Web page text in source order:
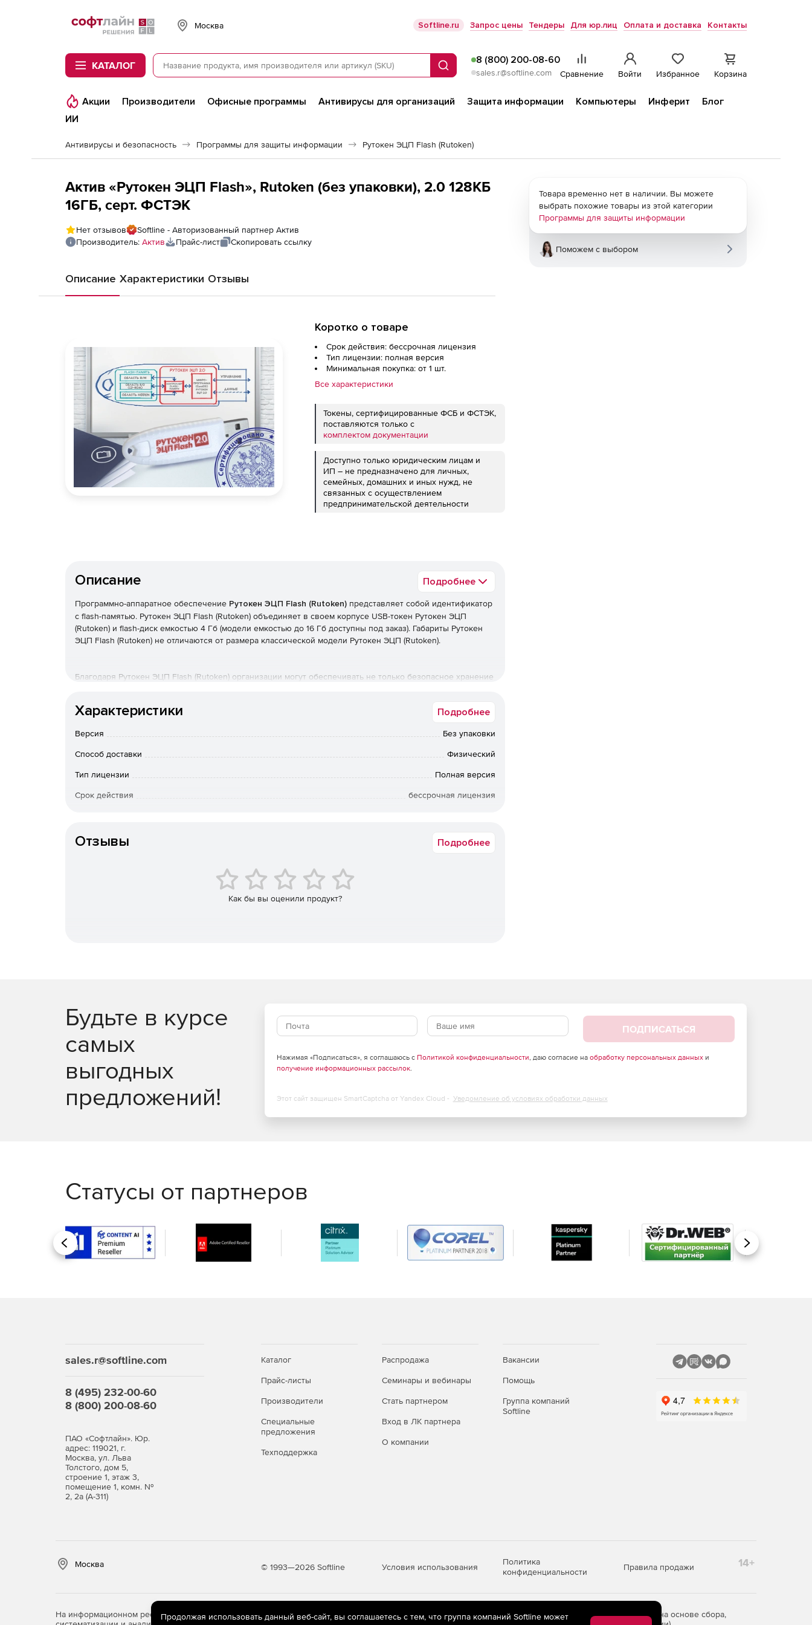
Softline
Москва Softline.ru Запрос цены Тендеры Для юр.лиц Оплата и доставка Контакты
КАТАЛОГ Поиск
8 (800) 200-08-60
sales.r@softline.com Сравнение Войти Избранное Корзина
Акции Производители Офисные программы Антивирусы для организаций Защита информации Компьютеры Инферит
Блог
ИИ
Антивирусы и безопасность Программы для защиты информации Рутокен ЭЦП Flash (Rutoken)
Актив «Рутокен ЭЦП Flash», Rutoken (без упаковки), 2.0 128КБ
16ГБ, серт. ФСТЭК
Нет отзывов
Softline - Авторизованный партнер Актив
Производитель: Актив Прайс-лист Скопировать ссылку
Описание Характеристики Отзывы
Коротко о товаре
Срок действия: бессрочная лицензия
Тип лицензии: полная версия
Минимальная покупка: от 1 шт.
Все характеристики
Токены, сертифицированные ФСБ и ФСТЭК,
поставляются только с
комплектом документации
Доступно только юридическим лицам и
ИП – не предназначено для личных,
семейных, домашних и иных нужд, не
связанных с осуществлением
предпринимательской деятельности
Описание Подробнее
Программно-аппаратное обеспечение Рутокен ЭЦП Flash (Rutoken) представляет собой идентификатор
с flash-памятью. Рутокен ЭЦП Flash (Rutoken) объединяет в своем корпусе USB-токен Рутокен ЭЦП
(Rutoken) и flash-диск емкостью 4 Гб (модели емкостью до 16 Гб доступны под заказ). Габариты Рутокен
ЭЦП Flash (Rutoken) не отличаются от размера классической модели Рутокен ЭЦП (Rutoken).
Благодаря Рутокен ЭЦП Flash (Rutoken) организации могут обеспечивать не только безопасное хранение
автоматического запуска приложений при подключении, загрузки «чистой» операционной системы (ОС
Характеристики Подробнее
Версия Без упаковки
Способ доставки Физический
Тип лицензии Полная версия
Срок действия бессрочная лицензия
Отзывы Подробнее
Как бы вы оценили продукт?
Товара временно нет в наличии. Вы можете
выбрать похожие товары из этой категории
Программы для защиты информации
Поможем с выбором
Будьте в курсе
самых
выгодных
предложений!
ПОДПИСАТЬСЯ
Нажимая «Подписаться», я соглашаюсь с Политикой конфиденциальности, даю согласие на обработку персональных данныхи
получение информационных рассылок.
Этот сайт защищен SmartCaptcha от Yandex Cloud - Уведомление об условиях обработки данных
Статусы от партнеров
Назад Вперед
sales.r@softline.com
8 (495) 232-00-60
8 (800) 200-08-60
ПАО «Софтлайн». Юр.
адрес: 119021, г.
Москва, ул. Льва
Толстого, дом 5,
строение 1, этаж 3,
помещение 1, комн. №
2, 2а (А-311)
Каталог
Прайс-листы
Производители
Специальные
предложения
Техподдержка
Распродажа
Семинары и вебинары
Стать партнером
Вход в ЛК партнера
О компании
Вакансии
Помощь
Группа компаний
Softline
Москва © 1993—2026 Softline Условия использования
Политика
конфиденциальности
Правила продажи 14+
На информационном ресурсе store.softline.ru применяютсярекомендательные технологии(информационные технологии предоставления информации на основе сбора,
Продолжая использовать данный веб-сайт, вы соглашаетесь с тем, что группа компаний Softline может